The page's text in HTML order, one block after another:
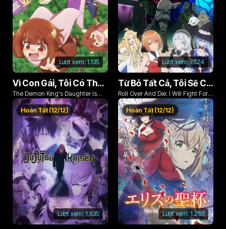
Lượt xem: 1.135
Vì Con Gái, Tôi Có Thể Đánh Bại Cả Ma Vương
The Demon King's Daughter Is
Too Kind!!
Lượt xem: 7.524
Từ Bỏ Tất Cả, Tôi Sẽ Chiến Đấu Cho Một Cuộc Sống Bình Thường Với Tình Yêu Của Đời Mình Và Chiếc Thanh Kiếm Bị Nguyền Rủa!
Roll Over And Die: I Will Fight For
An Ordinary Life With My Love And
Cursed Sword!
Lượt xem: 1.635
Hoàn Tất (12/12)
Lượt xem: 1.263
Hoàn Tất (12/12)